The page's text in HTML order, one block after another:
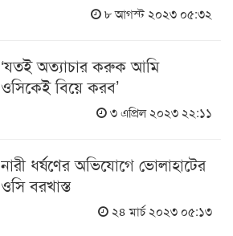
৮ আগস্ট ২০২৩ ০৫:৩২
‘যতই অত্যাচার করুক আমি
ওসিকেই বিয়ে করব’
৩ এপ্রিল ২০২৩ ২২:১১
নারী ধর্ষণের অভিযোগে ভোলাহাটের
ওসি বরখাস্ত
২৪ মার্চ ২০২৩ ০৫:১৩